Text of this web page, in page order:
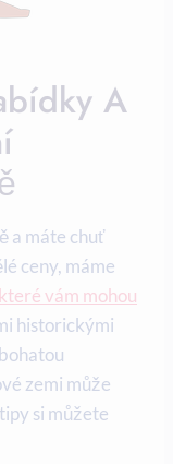
A
a máte chuť
ceny, máme
které vám mohou
historickými
zemi může
si můžete